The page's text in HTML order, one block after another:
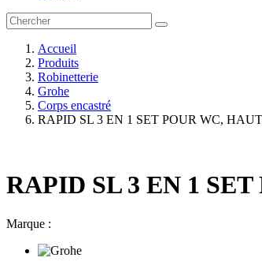
Accueil
Produits
Robinetterie
Grohe
Corps encastré
RAPID SL 3 EN 1 SET POUR WC,
RAPID SL 3 EN 1
Marque :